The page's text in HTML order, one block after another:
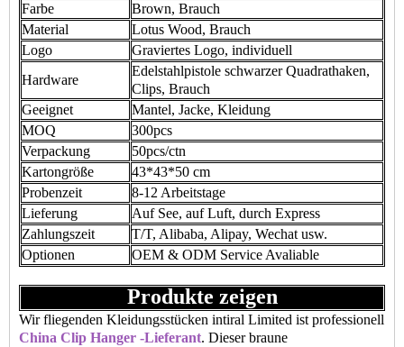
Farbe
Brown, Brauch
Material
Lotus Wood, Brauch
Logo
Graviertes Logo, individuell
Hardware
Edelstahlpistole schwarzer Quadrathaken,
Clips, Brauch
Geeignet
Mantel, Jacke, Kleidung
MOQ
300pcs
Verpackung
50pcs/ctn
Kartongröße
43*43*50 cm
Probenzeit
8-12 Arbeitstage
Lieferung
Auf See, auf Luft, durch Express
Zahlungszeit
T/T, Alibaba, Alipay, Wechat usw.
Optionen
OEM & ODM Service Avaliable
Produkte zeigen
Wir fliegenden Kleidungsstücken intiral Limited ist professionell
China Clip Hanger -Lieferant. Dieser braune